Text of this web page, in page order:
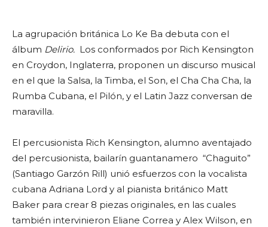
La agrupación británica Lo Ke Ba debuta con el
álbum Delirio. Los conformados por Rich Kensington
en Croydon, Inglaterra, proponen un discurso musical
en el que la Salsa, la Timba, el Son, el Cha Cha Cha, la
Rumba Cubana, el Pilón, y el Latin Jazz conversan de
maravilla.
El percusionista Rich Kensington, alumno aventajado
del percusionista, bailarín guantanamero “Chaguito”
(Santiago Garzón Rill) unió esfuerzos con la vocalista
cubana Adriana Lord y al pianista británico Matt
Baker para crear 8 piezas originales, en las cuales
también intervinieron Eliane Correa y Alex Wilson, en